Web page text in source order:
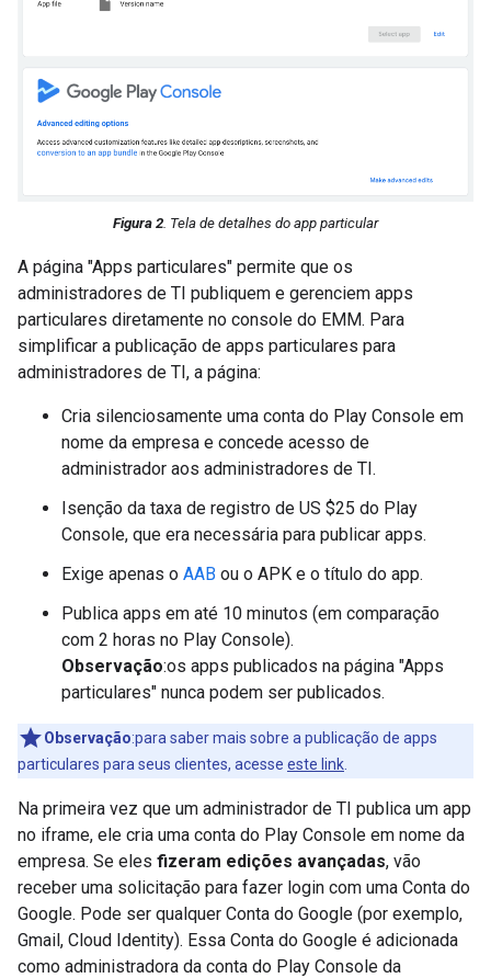
Figura 2 . Tela de detalhes do app particular
A página "Apps particulares" permite que os
administradores de TI publiquem e gerenciem apps
particulares diretamente no console do EMM. Para
simplificar a publicação de apps particulares para
administradores de TI, a página:
Cria silenciosamente uma conta do Play Console em
nome da empresa e concede acesso de
administrador aos administradores de TI.
Isenção da taxa de registro de US $25 do Play
Console, que era necessária para publicar apps.
Exige apenas o AAB ou o APK e o título do app.
Publica apps em até 10 minutos (em comparação
com 2 horas no Play Console).
Observação:os apps publicados na página "Apps
particulares" nunca podem ser publicados.
Observação:para saber mais sobre a publicação de apps
particulares para seus clientes, acesse este link
Na primeira vez que um administrador de TI publica um app
no iframe, ele cria uma conta do Play Console em nome da
empresa. Se eles fizeram edições avançadas, vão
receber uma solicitação para fazer login com uma Conta do
Google. Pode ser qualquer Conta do Google (por exemplo,
Gmail, Cloud Identity). Essa Conta do Google é adicionada
como administradora da conta do Play Console da